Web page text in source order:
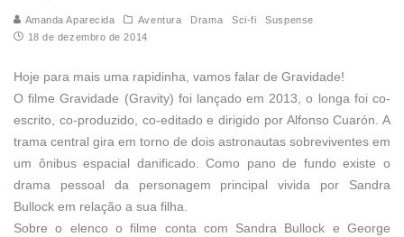
Amanda Aparecida Aventura Drama Sci-fi
Suspense
18 de dezembro de 2014
Hoje para mais uma rapidinha, vamos falar de Gravidade!
O filme Gravidade (Gravity) foi lançado em 2013, o longa foi co-
escrito, co-produzido, co-editado e dirigido por Alfonso Cuarón. A
trama central gira em torno de dois astronautas sobreviventes em
um ônibus espacial danificado. Como pano de fundo existe o
drama pessoal da personagem principal vivida por Sandra
Bullock em relação a sua filha.
Sobre o elenco o filme conta com Sandra Bullock e George